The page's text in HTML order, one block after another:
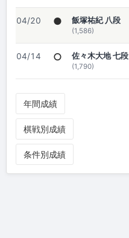
04/20 ● 飯塚祐紀 八段
(1,586)
04/14 ○ 佐々木大地 七段
(1,790)
年間成績
棋戦別成績
条件別成績